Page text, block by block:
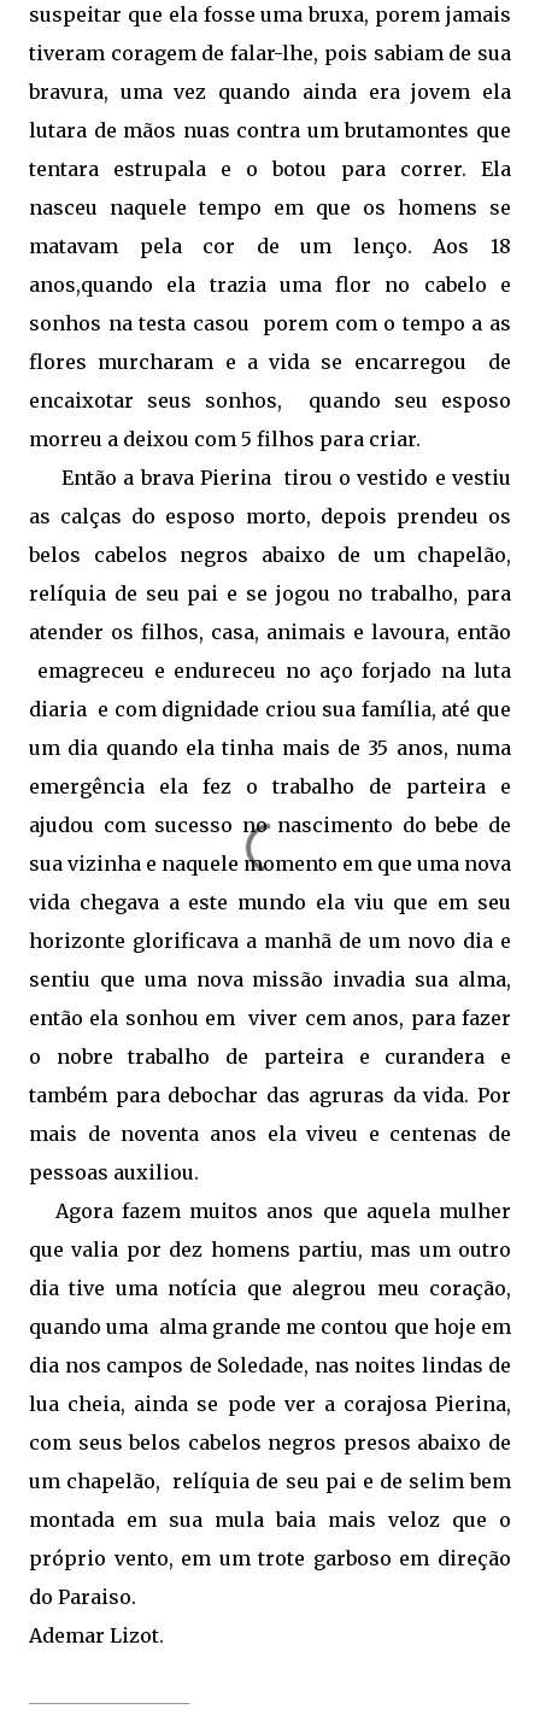
suspeitar que ela fosse uma bruxa, porem jamais
tiveram coragem de falar-lhe, pois sabiam de sua
bravura, uma vez quando ainda era jovem ela
lutara de mãos nuas contra um brutamontes que
tentara estrupala e o botou para correr. Ela
nasceu naquele tempo em que os homens se
matavam pela cor de um lenço. Aos 18
anos,quando ela trazia uma flor no cabelo e
sonhos na testa casou
porem com o tempo a as
flores murcharam e a vida se encarregou
de
encaixotar seus sonhos, quando seu esposo
morreu a deixou com 5 filhos para criar.
Então a brava Pierina tirou o vestido e vestiu
as calças do esposo morto, depois prendeu os
belos cabelos negros abaixo de um chapelão,
relíquia de seu pai e se jogou no trabalho, para
atender os filhos, casa, animais e lavoura, então
emagreceu e endureceu no aço forjado na luta
diaria e com dignidade criou sua família, até que
um dia quando ela tinha mais de 35 anos, numa
emergência ela fez o trabalho de parteira e
ajudou com sucesso no nascimento do bebe de
sua vizinha e naquele momento em que uma nova
vida chegava a este mundo ela viu que em seu
horizonte glorificava a manhã de um novo dia e
sentiu que uma nova missão invadia sua alma,
então ela sonhou em
viver cem anos, para fazer
o nobre trabalho de parteira e curandera e
também para debochar das agruras da vida. Por
mais de noventa anos ela viveu e centenas de
pessoas auxiliou.
Agora fazem muitos anos que aquela mulher
que valia por dez homens partiu, mas um outro
dia tive uma notícia que alegrou meu coração,
quando uma alma grande me contou que hoje em
dia nos campos de Soledade, nas noites lindas de
lua cheia, ainda se pode ver a corajosa Pierina,
com seus belos cabelos negros presos abaixo de
um chapelão, relíquia de seu pai e de selim bem
montada em sua mula baia mais veloz que o
próprio vento, em um trote garboso em direção
do Paraiso.
Ademar Lizot.